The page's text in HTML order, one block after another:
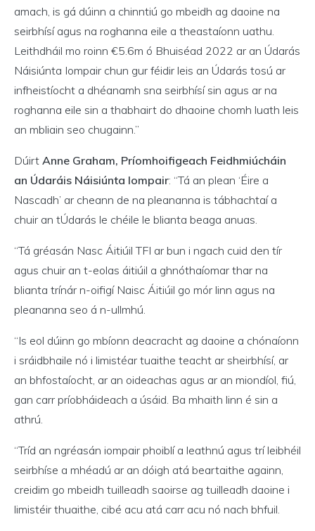
amach, is gá dúinn a chinntiú go mbeidh ag daoine na
seirbhísí agus na roghanna eile a theastaíonn uathu.
Leithdháil mo roinn €5.6m ó Bhuiséad 2022 ar an Údarás
Náisiúnta Iompair chun gur féidir leis an Údarás tosú ar
infheistíocht a dhéanamh sna seirbhísí sin agus ar na
roghanna eile sin a thabhairt do dhaoine chomh luath leis
an mbliain seo chugainn.”
Dúirt Anne Graham, Príomhoifigeach Feidhmiúcháin
an Údaráis Náisiúnta Iompair: “Tá an plean ‘Éire a
Nascadh’ ar cheann de na pleananna is tábhachtaí a
chuir an tÚdarás le chéile le blianta beaga anuas.
“Tá gréasán Nasc Áitiúil TFI ar bun i ngach cuid den tír
agus chuir an t-eolas áitiúil a ghnóthaíomar thar na
blianta trínár n-oifigí Naisc Áitiúil go mór linn agus na
pleananna seo á n-ullmhú.
“Is eol dúinn go mbíonn deacracht ag daoine a chónaíonn
i sráidbhaile nó i limistéar tuaithe teacht ar sheirbhísí, ar
an bhfostaíocht, ar an oideachas agus ar an miondíol, fiú,
gan carr príobháideach a úsáid. Ba mhaith linn é sin a
athrú.
“Tríd an ngréasán iompair phoiblí a leathnú agus trí leibhéil
seirbhíse a mhéadú ar an dóigh atá beartaithe againn,
creidim go mbeidh tuilleadh saoirse ag tuilleadh daoine i
limistéir thuaithe, cibé acu atá carr acu nó nach bhfuil.